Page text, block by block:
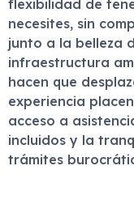
flexibilidad de
necesites, sin
junto a la belleza
infraestructura
hacen que
experiencia
acceso a
incluidos y la
trámites